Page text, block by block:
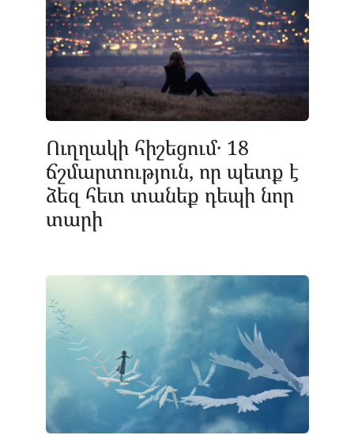
Ուղղակի հիշեցում․ 18
ճշմարտություն, որ պետք է
ձեզ հետ տանեք դեպի նոր
տարի